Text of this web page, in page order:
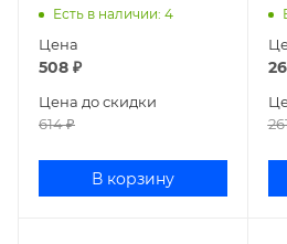
прямоугольный с
7029207
Есть в наличии: 4
Цена
508 ₽
Цена до скидки
614₽
В корзину